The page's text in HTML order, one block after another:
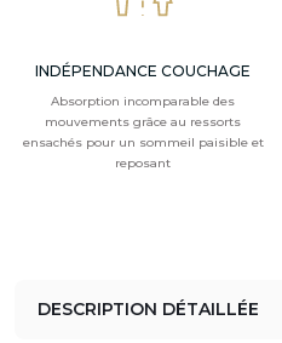
INDÉPENDANCE COUCHAGE
Absorption incomparable des
mouvements grâce au ressorts
ensachés pour un sommeil paisible et
reposant
DESCRIPTION DÉTAILLÉE